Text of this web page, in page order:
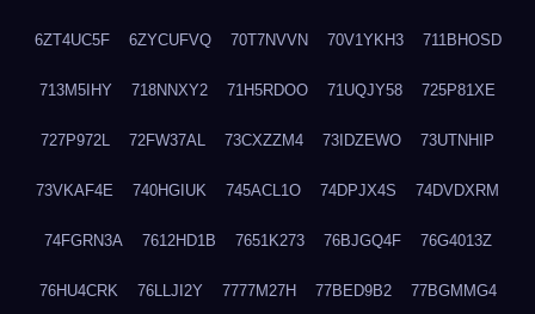
6ZT4UC5F 6ZYCUFVQ 70T7NVVN 70V1YKH3 711BHOSD
713M5IHY 718NNXY2 71H5RDOO 71UQJY58 725P81XE
727P972L 72FW37AL 73CXZZM4 73IDZEWO 73UTNHIP
73VKAF4E 740HGIUK 745ACL1O 74DPJX4S 74DVDXRM
74FGRN3A 7612HD1B 7651K273 76BJGQ4F 76G4013Z
76HU4CRK 76LLJI2Y 7777M27H 77BED9B2 77BGMMG4